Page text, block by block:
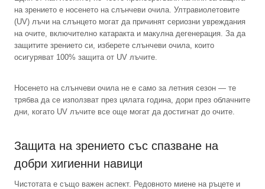
на зрението е носенето на слънчеви очила. Ултравиолетовите
(UV) лъчи на слънцето могат да причинят сериозни увреждания
на очите, включително катаракта и макулна дегенерация. За да
защитите зрението си, изберете слънчеви очила, които
осигуряват 100% защита от UV лъчите.
Носенето на слънчеви очила не е само за летния сезон — те
трябва да се използват през цялата година, дори през облачните
дни, когато UV лъчите все още могат да достигнат до очите.
Защита на зрението със спазване на
добри хигиенни навици
Чистотата е също важен аспект. Редовното миене на ръцете и